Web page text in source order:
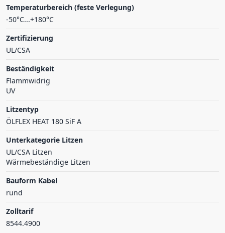
Temperaturbereich (feste Verlegung)
-50°C...+180°C
Zertifizierung
UL/CSA
Beständigkeit
Flammwidrig
UV
Litzentyp
ÖLFLEX HEAT 180 SiF A
Unterkategorie Litzen
UL/CSA Litzen
Wärmebeständige Litzen
Bauform Kabel
rund
Zolltarif
8544.4900